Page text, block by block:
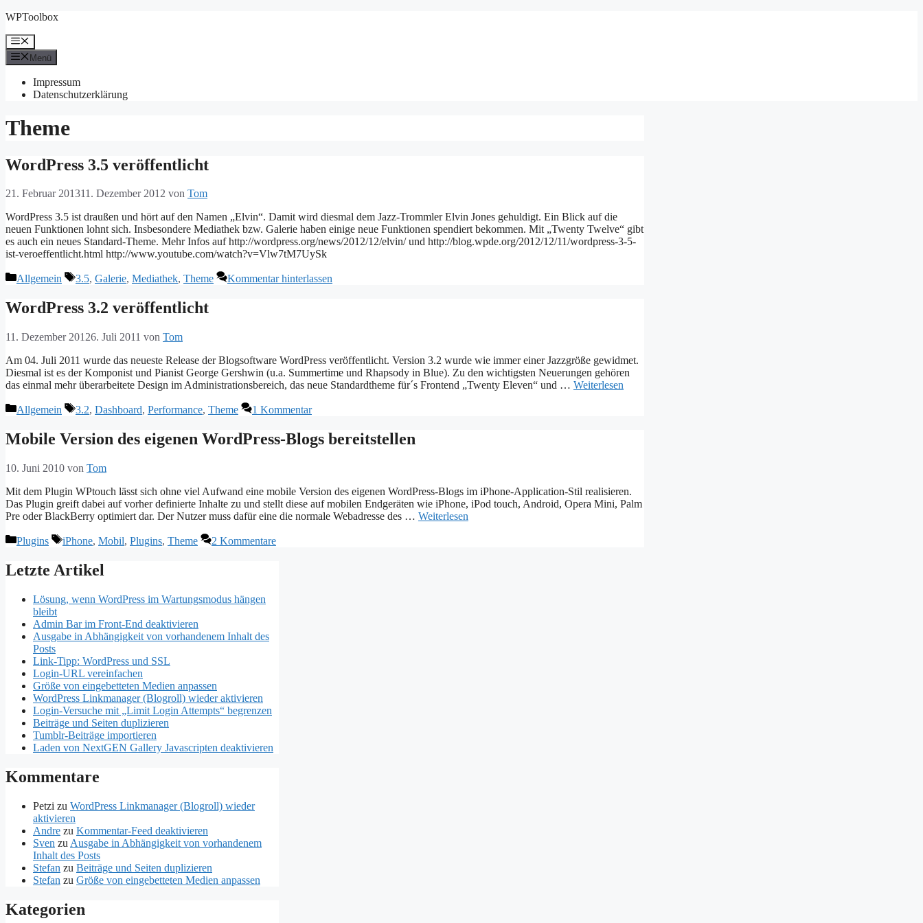
Zum
springen
WPToolbox
Menü
Menü
Impressum
Datenschutzerklärung
Theme
WordPress 3.5 veröffentlicht
21. Februar 201311. Dezember 2012 von Tom
WordPress 3.5 ist draußen und hört auf den Namen „Elvin“. Damit wird diesmal dem Jazz-Trommler Elvin Jones gehuldigt. Ein Blick auf die
neuen Funktionen lohnt sich. Insbesondere Mediathek bzw. Galerie haben einige neue Funktionen spendiert bekommen. Mit „Twenty Twelve“ gibt
es auch ein neues Standard-Theme. Mehr Infos auf http://wordpress.org/news/2012/12/elvin/ und http://blog.wpde.org/2012/12/11/wordpress-3-5-
ist-veroeffentlicht.html http://www.youtube.com/watch?v=Vlw7tM7UySk
Kategorien
Allgemein Schlagwörter
3.5, Galerie, Mediathek, Theme Kommentar hinterlassen
WordPress 3.2 veröffentlicht
11. Dezember 20126. Juli 2011 von Tom
Am 04. Juli 2011 wurde das neueste Release der Blogsoftware WordPress veröffentlicht. Version 3.2 wurde wie immer einer Jazzgröße gewidmet.
Diesmal ist es der Komponist und Pianist George Gershwin (u.a. Summertime und Rhapsody in Blue). Zu den wichtigsten Neuerungen gehören
das einmal mehr überarbeitete Design im Administrationsbereich, das neue Standardtheme für´s Frontend „Twenty Eleven“ und … Weiterlesen
Kategorien
Allgemein Schlagwörter
3.2, Dashboard, Performance, Theme 1 Kommentar
Mobile Version des eigenen WordPress-Blogs bereitstellen
10. Juni 2010 von Tom
Mit dem Plugin WPtouch lässt sich ohne viel Aufwand eine mobile Version des eigenen WordPress-Blogs im iPhone-Application-Stil realisieren.
Das Plugin greift dabei auf vorher definierte Inhalte zu und stellt diese auf mobilen Endgeräten wie iPhone, iPod touch, Android, Opera Mini, Palm
Pre oder BlackBerry optimiert dar. Der Nutzer muss dafür eine die normale Webadresse des … Weiterlesen
Kategorien
Plugins Schlagwörter
iPhone, Mobil, Plugins, Theme 2 Kommentare
Letzte Artikel
Lösung, wenn WordPress im Wartungsmodus hängen
bleibt
Admin Bar im Front-End deaktivieren
Ausgabe in Abhängigkeit von vorhandenem Inhalt des
Posts
Link-Tipp: WordPress und SSL
Login-URL vereinfachen
Größe von eingebetteten Medien anpassen
WordPress Linkmanager (Blogroll) wieder aktivieren
Login-Versuche mit „Limit Login Attempts“ begrenzen
Beiträge und Seiten duplizieren
Tumblr-Beiträge importieren
Laden von NextGEN Gallery Javascripten deaktivieren
Kommentare
Petzi zu WordPress Linkmanager (Blogroll) wieder
aktivieren
Andre zu Kommentar-Feed deaktivieren
Sven zu Ausgabe in Abhängigkeit von vorhandenem
Inhalt des Posts
Stefan zu Beiträge und Seiten duplizieren
Stefan zu Größe von eingebetteten Medien anpassen
Kategorien